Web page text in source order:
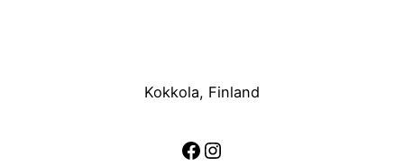
Kokkola, Finland
Facebook
Instagram